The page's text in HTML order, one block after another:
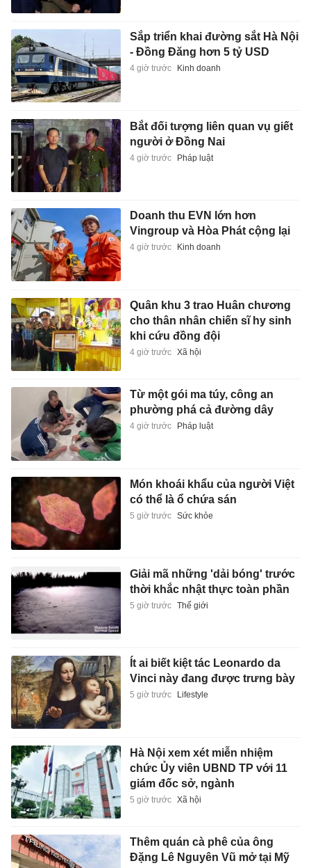
Sắp triển khai đường sắt Hà Nội
- Đồng Đăng hơn 5 tỷ USD
4 giờ trước Kinh doanh
Bắt đối tượng liên quan vụ giết
người ở Đồng Nai
4 giờ trước Pháp luật
Doanh thu EVN lớn hơn
Vingroup và Hòa Phát cộng lại
4 giờ trước Kinh doanh
Quân khu 3 trao Huân chương
cho thân nhân chiến sĩ hy sinh
khi cứu đồng đội
4 giờ trước Xã hội
Từ một gói ma túy, công an
phường phá cả đường dây
4 giờ trước Pháp luật
Món khoái khẩu của người Việt
có thể là ổ chứa sán
5 giờ trước Sức khỏe
Giải mã những 'dải bóng' trước
thời khắc nhật thực toàn phần
5 giờ trước Thế giới
Ít ai biết kiệt tác Leonardo da
Vinci này đang được trưng bày
5 giờ trước Lifestyle
Hà Nội xem xét miễn nhiệm
chức Ủy viên UBND TP với 11
giám đốc sở, ngành
5 giờ trước Xã hội
Thêm quán cà phê của ông
Đặng Lê Nguyên Vũ mở tại Mỹ